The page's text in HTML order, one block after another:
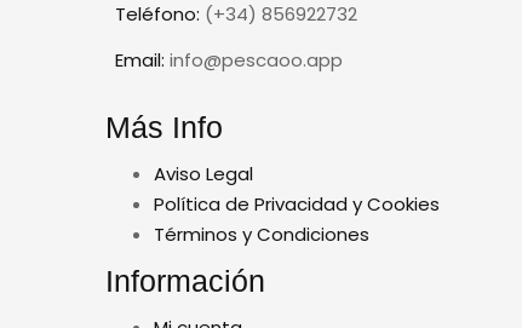
Teléfono: (+34) 856922732
Email: info@pescaoo.app
Más Info
Aviso Legal
Política de Privacidad y Cookies
Términos y Condiciones
Información